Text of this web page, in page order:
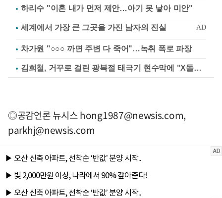
하리수 "이혼 내가 먼저 제안…아기 못 낳아 미안"
차가원 "○○○ 까면 주변 다 죽어"…녹취 폭로 파장
김희철, 거꾸로 걸린 광복절 태극기 현수막에 "X돌았네"
◎공감언론 뉴시스hong1987@newsis.com,
parkhj@newsis.com